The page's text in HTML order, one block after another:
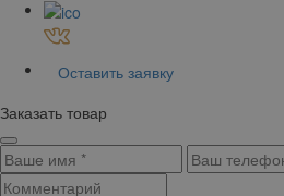
Оставить заявку
Заказать товар